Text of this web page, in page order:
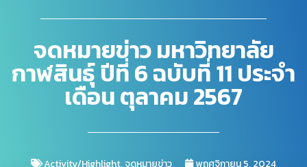
จดหมายข่าว มหาวิทยาลัย
กาฬสินธุ์ ปีที่ 6 ฉบับที่ 11 ประจำ
เดือน ตุลาคม 2567
Activity/Highlight,จดหมายข่าว
พฤศจิกายน 5, 2024